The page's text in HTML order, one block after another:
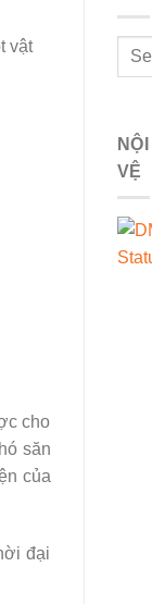
vật
cho
săn
của
đại
VỆ